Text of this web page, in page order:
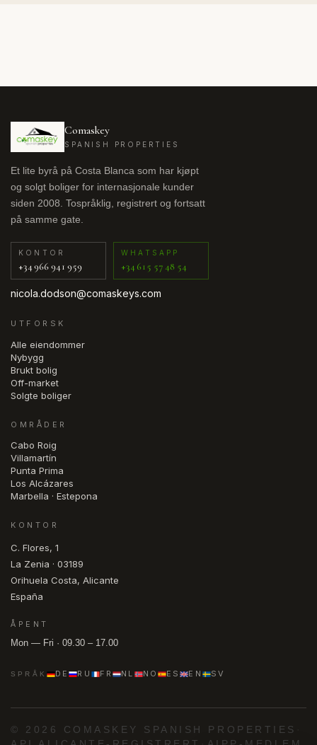
Comaskey
SPANISH PROPERTIES
Et lite byrå på Costa Blanca som har kjøpt
og solgt boliger for internasjonale kunder
siden 2008. Tospråklig, registrert og fortsatt
på samme gate.
KONTOR
+34 966 941 959
WHATSAPP
+34 615 57 48 54
nicola.dodson@comaskeys.com
UTFORSK
Alle eiendommer
Nybygg
Brukt bolig
Off-market
Solgte boliger
OMRÅDER
Cabo Roig
Villamartín
Punta Prima
Los Alcázares
Marbella · Estepona
KONTOR
C. Flores, 1
La Zenia · 03189
Orihuela Costa, Alicante
España
ÅPENT
Mon — Fri · 09.30 – 17.00
SPRÅK DE RU FR NL NO ES EN SV
© 2026 COMASKEY SPANISH PROPERTIES